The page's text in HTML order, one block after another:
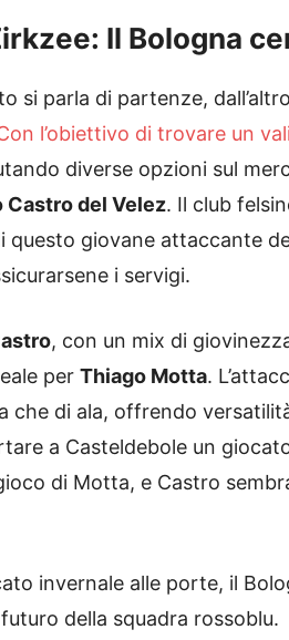
Il Bologna
si parla di partenze,
l’obiettivo di trovare un
diverse opzioni sul
Castro del Velez. Il club
questo giovane attaccante
i servigi.
, con un mix di
per Thiago Motta.
che di ala, offrendo
a Casteldebole un
di Motta, e Castro
invernale alle porte, il
della squadra rossoblu.